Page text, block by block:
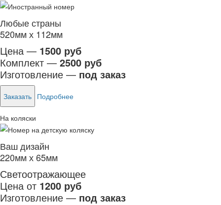
Любые страны
520мм х 112мм
Цена — 1500 руб
Комплект — 2500 руб
Изготовление — под заказ
Заказать Подробнее
На коляски
Ваш дизайн
220мм х 65мм
Светоотражающее
Цена от 1200 руб
Изготовление — под заказ